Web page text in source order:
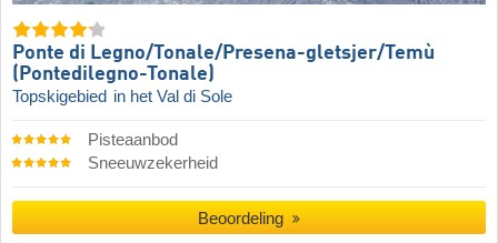
Ponte di Legno/​​Tonale/​​Presena-gletsjer/​​Temù
(Pontedilegno-Tonale)
Topskigebied in het Val di Sole
Pisteaanbod
Sneeuwzekerheid
Beoordeling